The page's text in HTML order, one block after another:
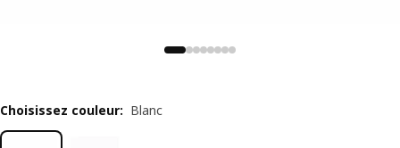
Choisissez couleur: Blanc